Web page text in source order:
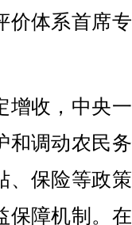
价体系首席
收，中央
和调动农民
、保险等政
保障机制。